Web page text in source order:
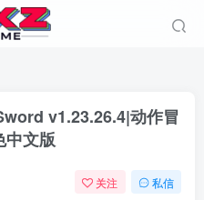
v1.23.26.4|动作冒
中文版
关注 私信